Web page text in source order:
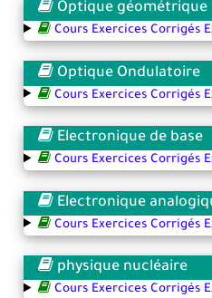
Optique géométrique
Cours Exercices Corrigés
Optique Ondulatoire
Cours Exercices Corrigés
Electronique de base
Cours Exercices Corrigés
Electronique
Cours Exercices Corrigés
physique nucléaire
Cours Exercices Corrigés